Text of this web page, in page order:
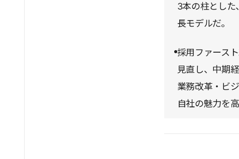
3本の柱とした
長モデルだ。
採用ファース
見直し、中期
業務改革・ビ
自社の魅力を